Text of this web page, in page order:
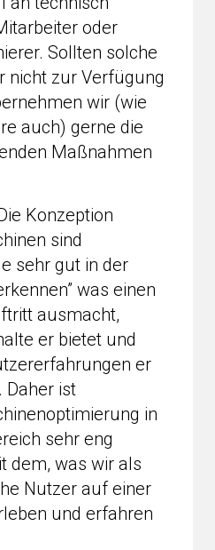
oder
Sollten solche
nicht zur Verfügung
wir (wie
auch) gerne die
Maßnahmen
Konzeption
sind
sehr gut in der
was einen
ausmacht,
er bietet und
er
Daher ist
in
sehr eng
dem, was wir als
Nutzer auf einer
und erfahren